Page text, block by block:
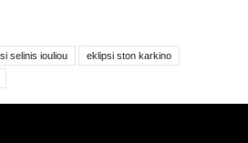
selinis iouliou eklipsi ston karkino